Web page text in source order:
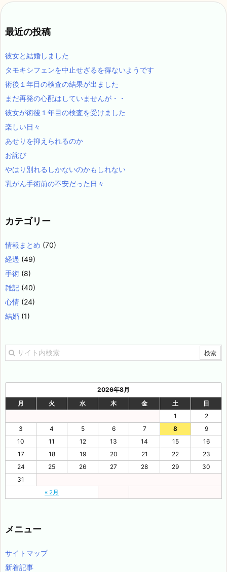
最近の投稿
彼女と結婚しました
タモキシフェンを中止せざるを得ないようです
術後１年目の検査の結果が出ました
まだ再発の心配はしていませんが・・
彼女が術後１年目の検査を受けました
楽しい日々
あせりを抑えられるのか
お詫び
やはり別れるしかないのかもしれない
乳がん手術前の不安だった日々
カテゴリー
情報まとめ (70)
経過 (49)
手術 (8)
雑記 (40)
心情 (24)
結婚 (1)
2026年8月
月
火 水 木 金 土 日
« 2月
1
2
3
4 5 6 7 8
9
10
11 12 13 14 15
16
17
18 19 20 21 22
23
24
25 26 27 28 29
30
31
メニュー
サイトマップ
新着記事